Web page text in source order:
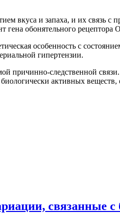
вкуса и запаха, и их связь
гена обонятельного
особенность с
гипертензии.
причинно-следственной
активных
связанные